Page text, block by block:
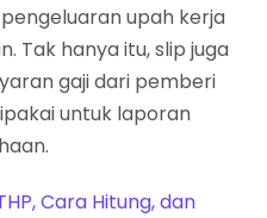
upah kerja
Tak hanya itu, slip juga
gaji dari pemberi
untuk laporan
Cara Hitung, dan